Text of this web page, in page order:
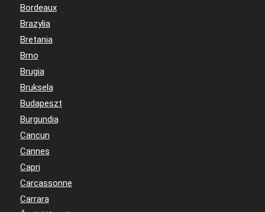
Bordeaux
Brazylia
Bretania
Brno
Brugia
Bruksela
Budapeszt
Burgundia
Cancun
Cannes
Capri
Carcassonne
Carrara